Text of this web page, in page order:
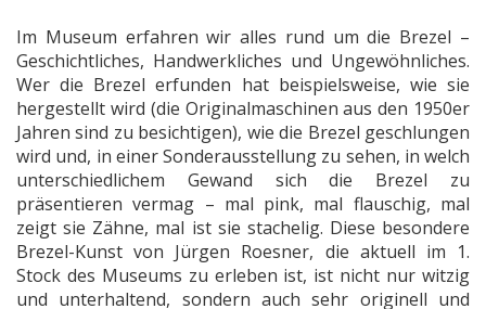
Im Museum erfahren wir alles rund um die Brezel –
Geschichtliches, Handwerkliches und Ungewöhnliches.
Wer die Brezel erfunden hat beispielsweise, wie sie
hergestellt wird (die Originalmaschinen aus den 1950er
Jahren sind zu besichtigen), wie die Brezel geschlungen
wird und, in einer Sonderausstellung zu sehen, in welch
unterschiedlichem Gewand sich die Brezel zu
präsentieren vermag – mal pink, mal flauschig, mal
zeigt sie Zähne, mal ist sie stachelig. Diese besondere
Brezel-Kunst von Jürgen Roesner, die aktuell im 1.
Stock des Museums zu erleben ist, ist nicht nur witzig
und unterhaltend, sondern auch sehr originell und